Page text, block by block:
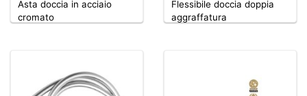
Asta doccia in acciaio
cromato
Flessibile doccia doppia
aggraffatura